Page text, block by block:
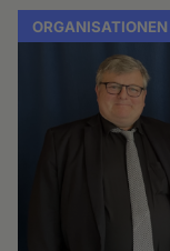
ORGANISATIONEN